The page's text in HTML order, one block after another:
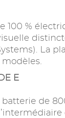
100 %
La
modèles.
E
de